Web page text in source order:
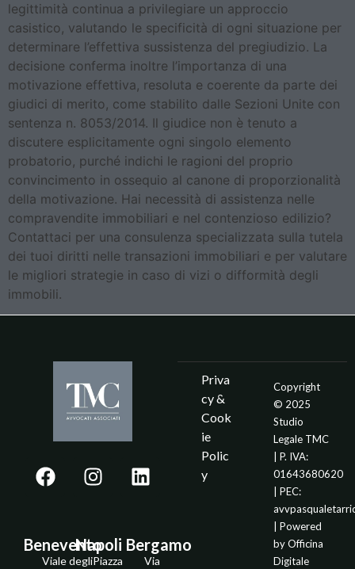
legittimità continua a privilegiare un approccio
casistico, valutando le specificità di ogni situazione per
determinare l’effettiva sussistenza del pregiudizio. La
decisione conferma inoltre l’importanza di una
motivazione effettiva, resoluta e coerente da parte dei
giudici di merito, come stabilito dalle Sezioni Unite con
sentenza n. 8053/2014. Il giudice non è tenuto a
discutere esplicitamente ogni singolo elemento
probatorio, purché indichi le ragioni del proprio
convincimento in ossequio al canone di proporzionalità
della motivazione. Hai necessità di assistenza nelle
compravendite immobiliari e nel contenzioso edilizio?
Contattaci per una consulenza specializzata sulla tutela
dei tuoi diritti nelle transazioni immobiliari e per valutare
le migliori strategie in caso di vizi o difformità degli
immobili.
Benevento
Viale degli
Napoli
Piazza
Bergamo
Via
Priva
cy &
Cook
ie
Polic
y
Copyright
© 2025
Studio
Legale TMC
| P. IVA:
01643680620
| PEC:
| Powered
byOfficina
Digitale